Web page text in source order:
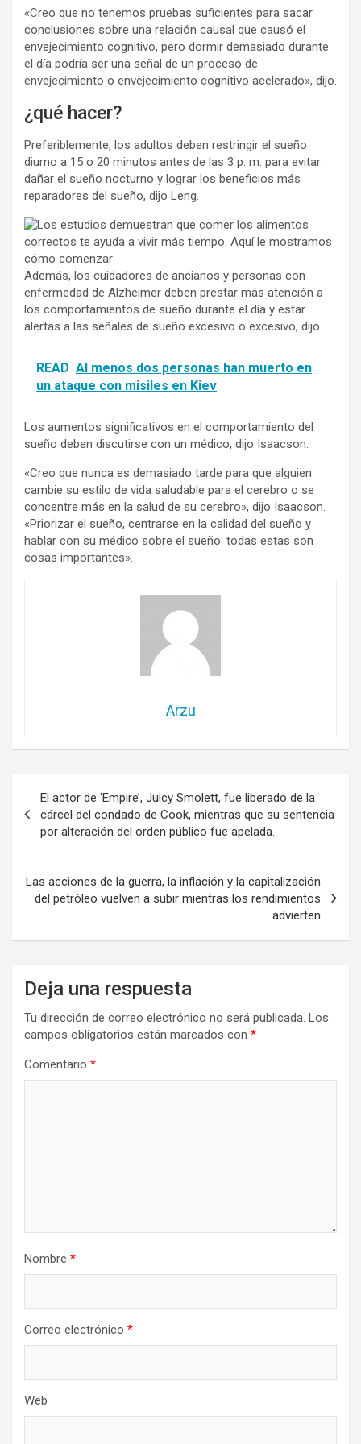
«Creo que no tenemos pruebas suficientes para sacar
conclusiones sobre una relación causal que causó el
envejecimiento cognitivo, pero dormir demasiado durante
el día podría ser una señal de un proceso de
envejecimiento o envejecimiento cognitivo acelerado», dijo.
¿qué hacer?
Preferiblemente, los adultos deben restringir el sueño
diurno a 15 o 20 minutos antes de las 3 p. m. para evitar
dañar el sueño nocturno y lograr los beneficios más
reparadores del sueño, dijo Leng.
Además, los cuidadores de ancianos y personas con
enfermedad de Alzheimer deben prestar más atención a
los comportamientos de sueño durante el día y estar
alertas a las señales de sueño excesivo o excesivo, dijo.
READ Al menos dos personas han muerto en
un ataque con misiles en Kiev
Los aumentos significativos en el comportamiento del
sueño deben discutirse con un médico, dijo Isaacson.
«Creo que nunca es demasiado tarde para que alguien
cambie su estilo de vida saludable para el cerebro o se
concentre más en la salud de su cerebro», dijo Isaacson.
«Priorizar el sueño, centrarse en la calidad del sueño y
hablar con su médico sobre el sueño: todas estas son
cosas importantes».
Arzu
de
entradas
El actor de ‘Empire’, Juicy Smolett, fue liberado de la
cárcel del condado de Cook, mientras que su sentencia
por alteración del orden público fue apelada.
Las acciones de la guerra, la inflación y la capitalización
del petróleo vuelven a subir mientras los rendimientos
advierten
Deja una respuesta
Tu dirección de correo electrónico no será publicada. Los
campos obligatorios están marcados con *
Comentario *
Nombre *
Correo electrónico *
Web